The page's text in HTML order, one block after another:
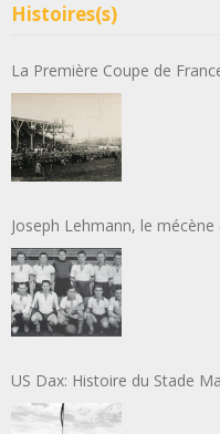
Histoires(s)
La Première Coupe de
Joseph Lehmann, le
US Dax: Histoire du Stade